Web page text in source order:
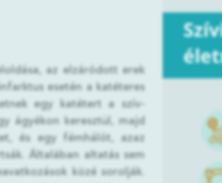
az elzáródott erek
esetén a katéteres
egy katétert a szív-
ágyékon keresztül, majd
és egy fémhálót, azaz
Általában altatás sem
közé sorolják.